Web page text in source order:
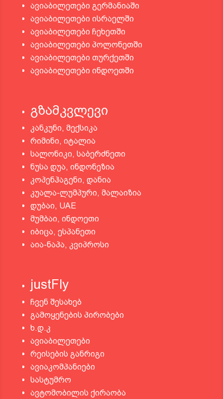
ავიაბილეთები გერმანიაში
ავიაბილეთები ისრაელში
ავიაბილეთები ჩეხეთში
ავიაბილეთები პოლონეთში
ავიაბილეთები თურქეთში
ავიაბილეთები ინდოეთში
გზამკვლევი
კანკუნი, მექსიკა
რიმინი, იტალია
სალონიკი, საბერძნეთი
ნუსა დუა, ინდონეზია
კოპენჰაგენი, დანია
კუალა-ლუმპური, მალაიზია
დუბაი, UAE
მუმბაი, ინდოეთი
იბიცა, ესპანეთი
აია-ნაპა, კვიპროსი
justFly
ჩვენ შესახებ
გამოყენების პირობები
ხ.დ.კ
ავიაბილეთები
რეისების განრიგი
ავიაკომპანიები
სასტუმრო
ავტომობილის ქირაობა